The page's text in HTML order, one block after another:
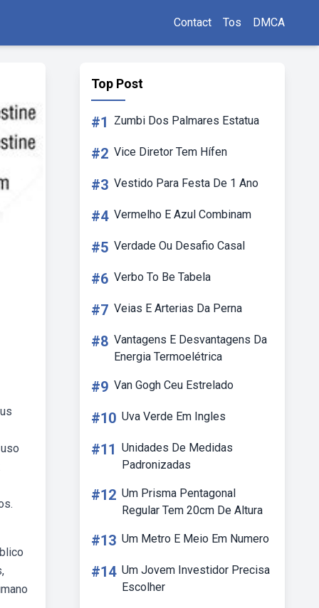
Contact Tos DMCA
Top Post
#1 Zumbi Dos Palmares Estatua
#2 Vice Diretor Tem Hífen
#3 Vestido Para Festa De 1 Ano
#4 Vermelho E Azul Combinam
#5 Verdade Ou Desafio Casal
#6 Verbo To Be Tabela
#7 Veias E Arterias Da Perna
#8 Vantagens E Desvantagens Da
Energia Termoelétrica
#9 Van Gogh Ceu Estrelado
#10 Uva Verde Em Ingles
#11 Unidades De Medidas
Padronizadas
#12 Um Prisma Pentagonal
Regular Tem 20cm De Altura
#13 Um Metro E Meio Em Numero
#14 Um Jovem Investidor Precisa
Escolher